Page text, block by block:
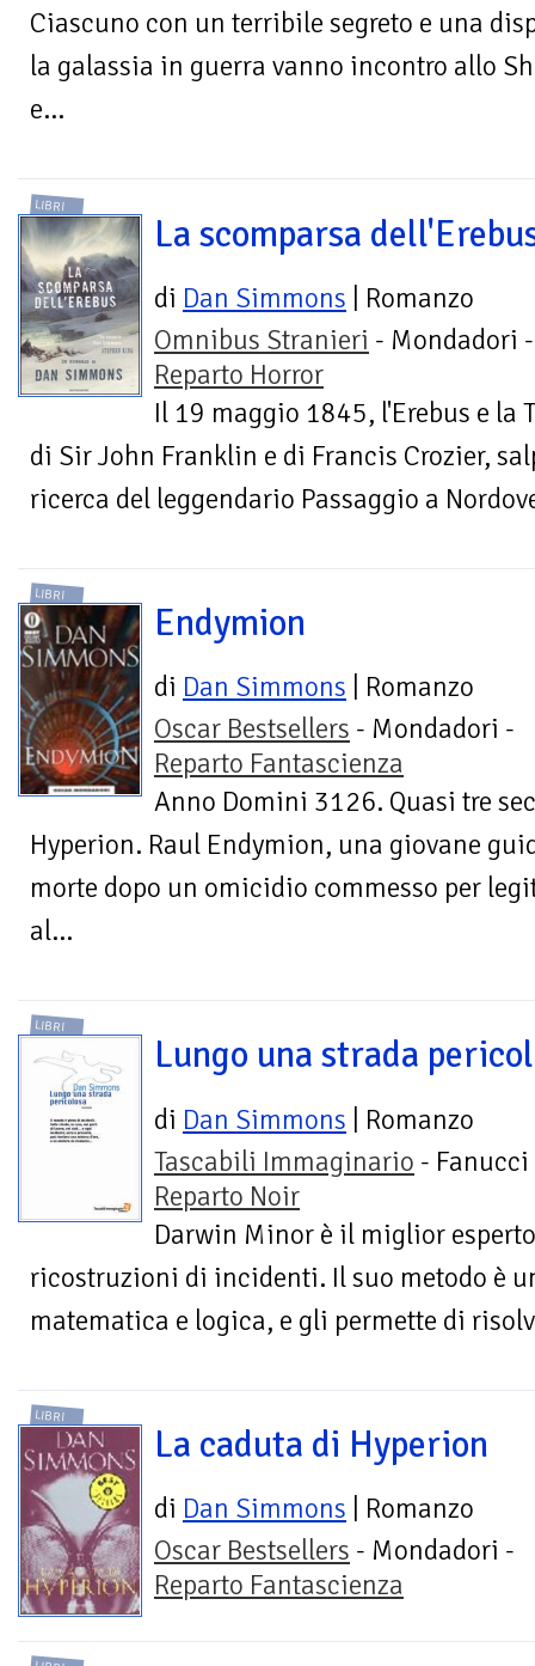
Ciascuno con un terribile segreto e una
la galassia in guerra vanno incontro allo
e...
LIBRI
La scomparsa
di Dan Simmons | Romanzo
Omnibus Stranieri - Mondadori -
Reparto Horror
Il 19 maggio 1845, l'Erebus e la
di Sir John Franklin e di Francis Crozier,
ricerca del leggendario Passaggio a
LIBRI
Endymion
di Dan Simmons | Romanzo
Oscar Bestsellers - Mondadori -
Reparto Fantascienza
Anno Domini 3126. Quasi tre
Hyperion. Raul Endymion, una giovane
morte dopo un omicidio commesso per
al...
LIBRI
Lungo una strada
di Dan Simmons | Romanzo
Tascabili Immaginario - Fanucci
Reparto Noir
Darwin Minor è il miglior
ricostruzioni di incidenti. Il suo metodo è
matematica e logica, e gli permette di
LIBRI
La caduta di Hyperion
di Dan Simmons | Romanzo
Oscar Bestsellers - Mondadori -
Reparto Fantascienza